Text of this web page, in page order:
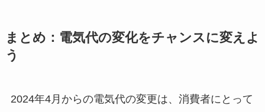
まとめ：電気代の変化をチャンスに変えよ
う
2024年4月からの電気代の変更は、消費者にとって